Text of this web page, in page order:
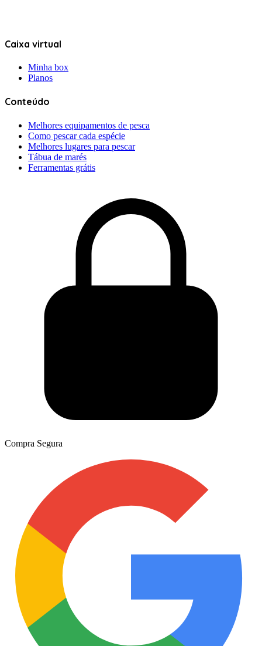
Caixa virtual
Minha box
Planos
Conteúdo
Melhores equipamentos de pesca
Como pescar cada espécie
Melhores lugares para pescar
Tábua de marés
Ferramentas grátis
Compra Segura